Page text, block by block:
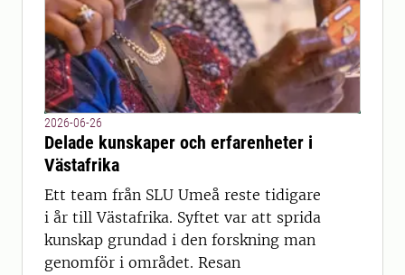
2026-06-26
Delade kunskaper och erfarenheter i
Västafrika
Ett team från SLU Umeå reste tidigare
i år till Västafrika. Syftet var att sprida
kunskap grundad i den forskning man
genomför i området. Resan